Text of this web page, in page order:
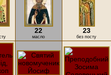
22
масло
23
без посту